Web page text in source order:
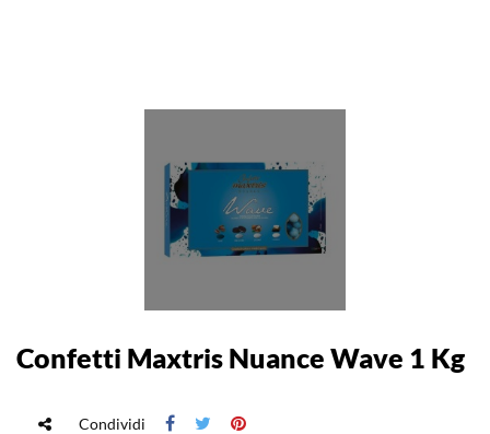
Confetti Maxtris Nuance Wave 1 Kg
Condividi